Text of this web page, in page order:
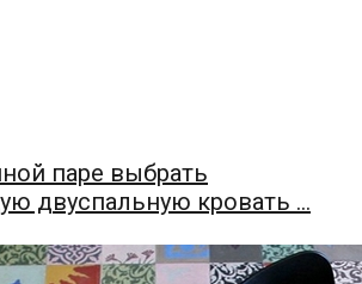
паре выбрать
двуспальную кровать …